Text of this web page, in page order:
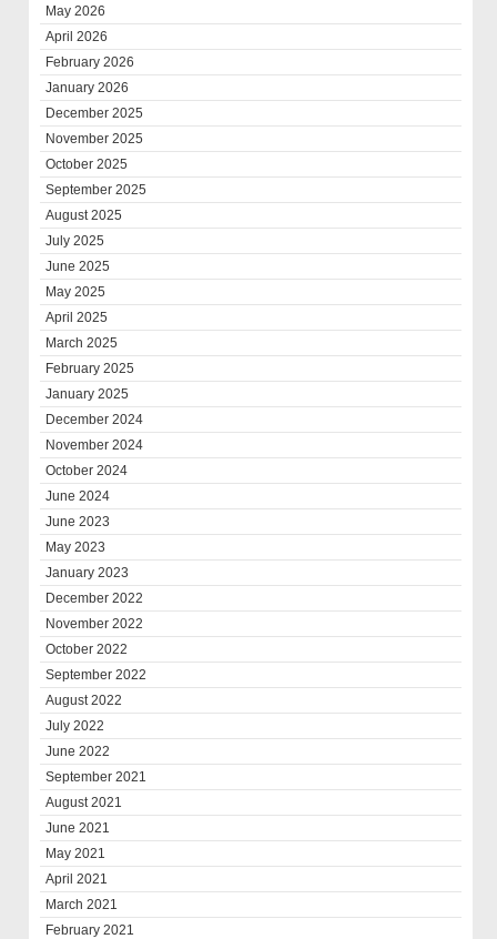
May 2026
April 2026
February 2026
January 2026
December 2025
November 2025
October 2025
September 2025
August 2025
July 2025
June 2025
May 2025
April 2025
March 2025
February 2025
January 2025
December 2024
November 2024
October 2024
June 2024
June 2023
May 2023
January 2023
December 2022
November 2022
October 2022
September 2022
August 2022
July 2022
June 2022
September 2021
August 2021
June 2021
May 2021
April 2021
March 2021
February 2021